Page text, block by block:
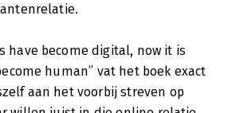
have become digital, now it is
human’’ vat het boek exact
aan het voorbij streven op